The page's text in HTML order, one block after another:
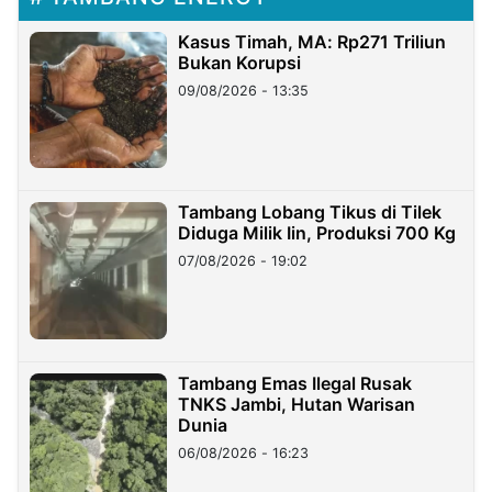
Kasus Timah, MA: Rp271 Triliun
Bukan Korupsi
09/08/2026 - 13:35
Tambang Lobang Tikus di Tilek
Diduga Milik Iin, Produksi 700 Kg
07/08/2026 - 19:02
Tambang Emas Ilegal Rusak
TNKS Jambi, Hutan Warisan
Dunia
06/08/2026 - 16:23